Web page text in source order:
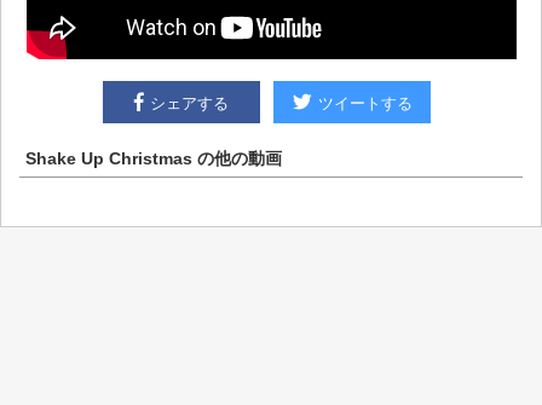
シェアする ツイートする
Shake Up Christmas の他の動画